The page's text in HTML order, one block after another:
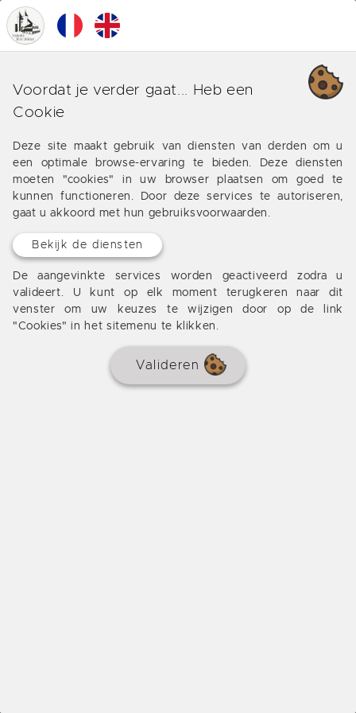
Onze verschillende business
rond Bordeaux (Saint Genès)
Aanbiedingen van onze bureau rond Bordeaux (Saint
Genès)
Geen resultaten
Voordat je verder gaat... Heb een
Cookie
Deze site maakt gebruik van diensten van derden om u
een optimale browse-ervaring te bieden. Deze diensten
moeten "cookies" in uw browser plaatsen om goed te
kunnen functioneren. Door deze services te autoriseren,
gaat u akkoord met hun gebruiksvoorwaarden.
Bekijk de diensten
De aangevinkte services worden geactiveerd zodra u
valideert. U kunt op elk moment terugkeren naar dit
venster om uw keuzes te wijzigen door op de link
"Cookies" in het sitemenu te klikken.
Valideren